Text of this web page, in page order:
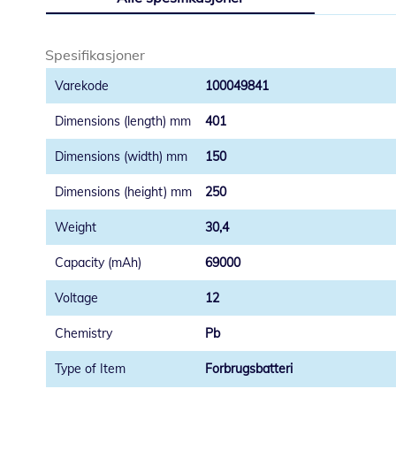
Spesifikasjoner
100049841
401
150
250
30,4
69000
12
Pb
Forbrugsbatteri